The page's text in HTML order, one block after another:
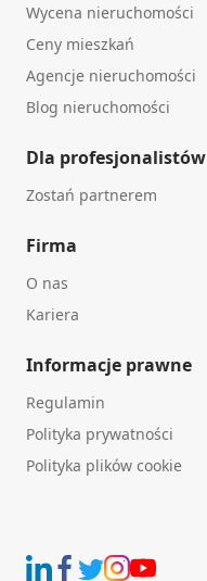
Wycena nieruchomości
Ceny mieszkań
Agencje nieruchomości
Blog nieruchomości
Dla profesjonalistów
Zostań partnerem
Firma
O nas
Kariera
Informacje prawne
Regulamin
Polityka prywatności
Polityka plików cookie